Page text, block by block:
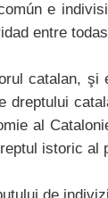
e
entre
catalan,
al
istoric al